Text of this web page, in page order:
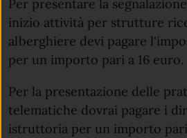
Per presentare la
inizio attività per strutture
alberghiere devi pagare
per un importo pari a 16 euro.
Per la presentazione delle
telematiche dovrai pagare i
istruttoria per un importo